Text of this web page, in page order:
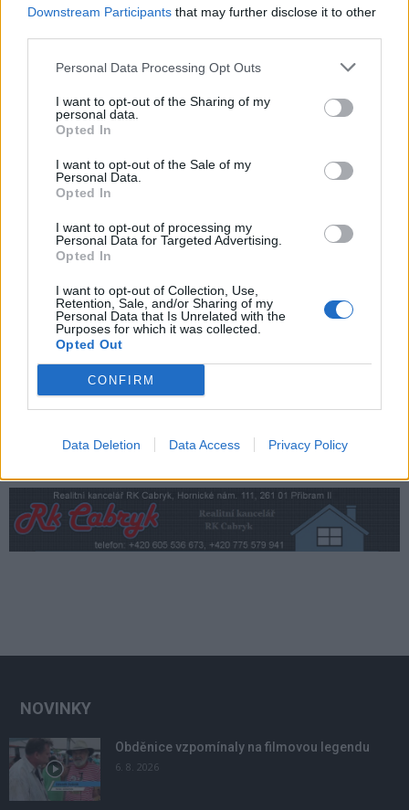
Downstream Participants that may further disclose it to other
Personal Data Processing Opt Outs
I want to opt-out of the Sharing of my
personal data.
Opted In
I want to opt-out of the Sale of my
Personal Data.
Opted In
I want to opt-out of processing my
Personal Data for Targeted Advertising.
Opted In
I want to opt-out of Collection, Use,
Retention, Sale, and/or Sharing of my
Personal Data that Is Unrelated with the
Purposes for which it was collected.
Opted Out
CONFIRM
Data Deletion Data Access Privacy Policy
Rallycross Cup se vrací do Sedlčan.
O vítězství bude bojovat přes šedesát
jezdců
Rozhovory
Daniel Rosenbaum potřeboval změnit
říká jeho otec
volejbalistů i změny v týmu. Cílem zůstává
play off
NOVINKY
Obděnice vzpomínaly na filmovou legendu
6. 8. 2026